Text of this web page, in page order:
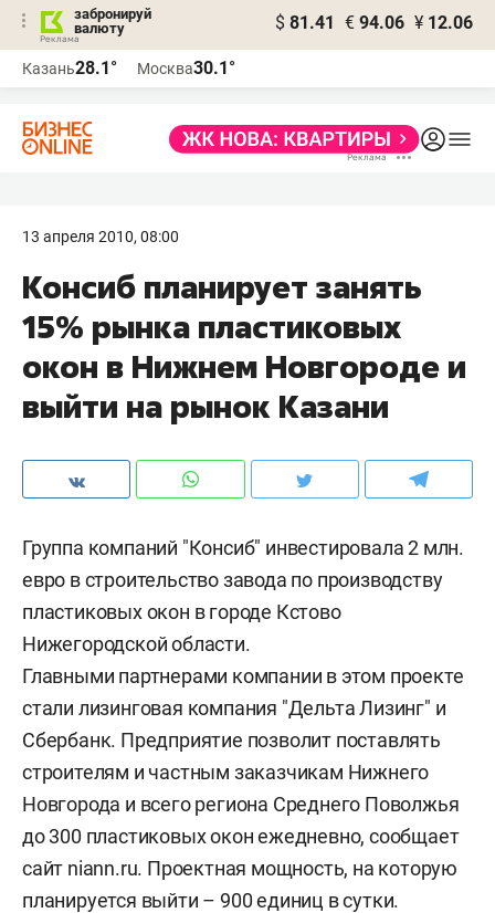
забронируй
валюту
$ 81.41 € 94.06 ¥ 12.06
Казань28.1° Москва30.1°
13 апреля 2010, 08:00
Консиб планирует занять
15% рынка пластиковых
окон в Нижнем Новгороде и
выйти на рынок Казани
Группа компаний "Консиб" инвестировала 2 млн.
евро в строительство завода по производству
пластиковых окон в городе Кстово
Нижегородской области.
Главными партнерами компании в этом проекте
стали лизинговая компания "Дельта Лизинг" и
Сбербанк. Предприятие позволит поставлять
строителям и частным заказчикам Нижнего
Новгорода и всего региона Среднего Поволжья
до 300 пластиковых окон ежедневно, сообщает
сайт niann.ru. Проектная мощность, на которую
планируется выйти – 900 единиц в сутки.